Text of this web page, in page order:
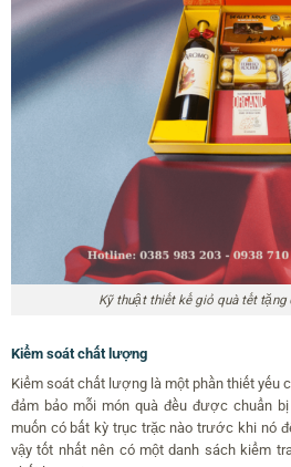
Kỹ thuật thiết kế giỏ quà tết
Kiểm soát chất lượng
Kiểm soát chất lượng là một phần thiết yếu
đảm bảo mỗi món quà đều được chuẩn
muốn có bất kỳ trục trặc nào trước khi nó
vậy tốt nhất nên có một danh sách kiểm